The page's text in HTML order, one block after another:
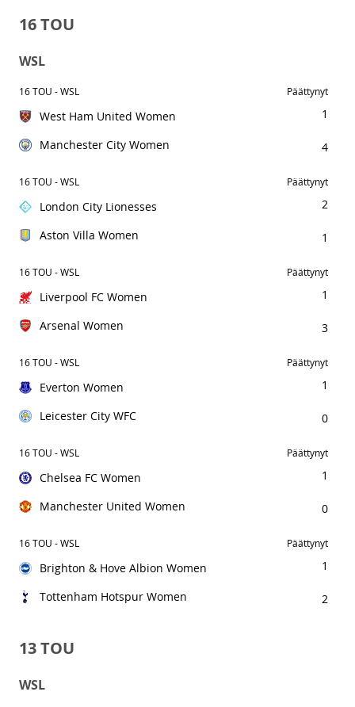
16 TOU
WSL
16 TOU - WSL Päättynyt
West Ham United Women
Manchester City Women
1
4
16 TOU - WSL Päättynyt
London City Lionesses
Aston Villa Women
2
1
16 TOU - WSL Päättynyt
Liverpool FC Women
Arsenal Women
1
3
16 TOU - WSL Päättynyt
Everton Women
Leicester City WFC
1
0
16 TOU - WSL Päättynyt
Chelsea FC Women
Manchester United Women
1
0
16 TOU - WSL Päättynyt
Brighton & Hove Albion Women
Tottenham Hotspur Women
1
2
13 TOU
WSL